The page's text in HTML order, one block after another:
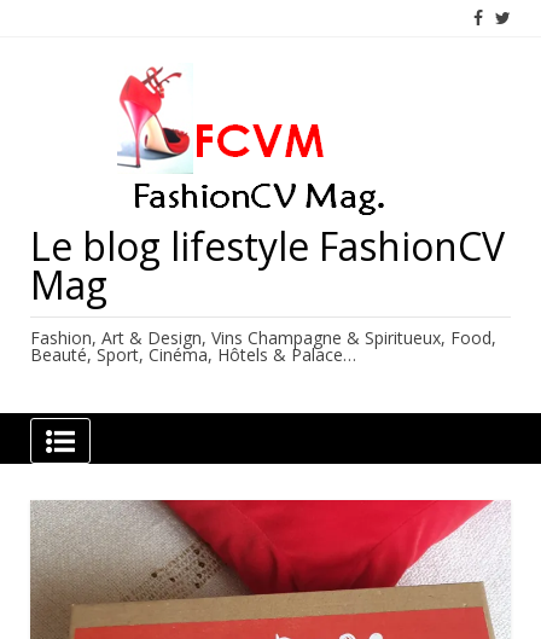
Le blog lifestyle FashionCV
Mag
Fashion, Art & Design, Vins Champagne & Spiritueux, Food,
Beauté, Sport, Cinéma, Hôtels & Palace…